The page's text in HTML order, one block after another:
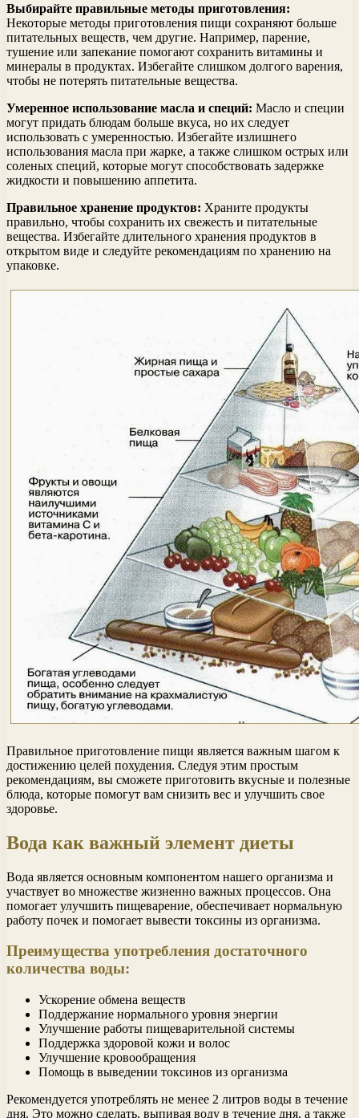
Выбирайте правильные методы приготовления:
Некоторые методы приготовления пищи сохраняют больше
питательных веществ, чем другие. Например, парение,
тушение или запекание помогают сохранить витамины и
минералы в продуктах. Избегайте слишком долгого варения,
чтобы не потерять питательные вещества.
Умеренное использование масла и специй: Масло и специи
могут придать блюдам больше вкуса, но их следует
использовать с умеренностью. Избегайте излишнего
использования масла при жарке, а также слишком острых или
соленых специй, которые могут способствовать задержке
жидкости и повышению аппетита.
Правильное хранение продуктов: Храните продукты
правильно, чтобы сохранить их свежесть и питательные
вещества. Избегайте длительного хранения продуктов в
открытом виде и следуйте рекомендациям по хранению на
упаковке.
Правильное приготовление пищи является важным шагом к
достижению целей похудения. Следуя этим простым
рекомендациям, вы сможете приготовить вкусные и полезные
блюда, которые помогут вам снизить вес и улучшить свое
здоровье.
Вода как важный элемент диеты
Вода является основным компонентом нашего организма и
участвует во множестве жизненно важных процессов. Она
помогает улучшить пищеварение, обеспечивает нормальную
работу почек и помогает вывести токсины из организма.
Преимущества употребления достаточного
количества воды:
Ускорение обмена веществ
Поддержание нормального уровня энергии
Улучшение работы пищеварительной системы
Поддержка здоровой кожи и волос
Улучшение кровообращения
Помощь в выведении токсинов из организма
Рекомендуется употреблять не менее 2 литров воды в течение
дня. Это можно сделать, выпивая воду в течение дня, а также